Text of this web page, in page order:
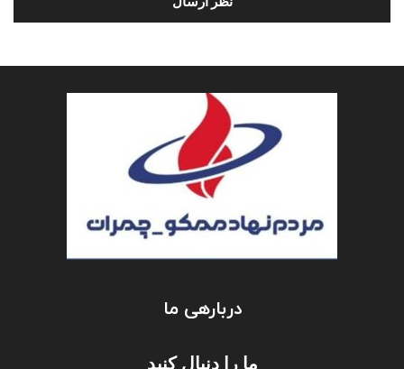
دربارهی ما
ما را دنبال کنید